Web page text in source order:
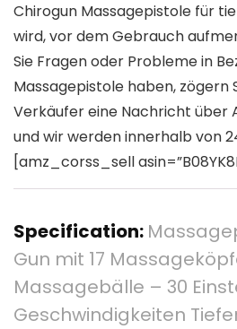
Chirogun Massagepistole für
wird, vor dem Gebrauch
Sie Fragen oder Probleme in
Massagepistole haben, zögern
Verkäufer eine Nachricht über
und wir werden innerhalb von
[amz_corss_sell
Specification:
Gun mit 17
Massagebälle – 30
Geschwindigkeiten